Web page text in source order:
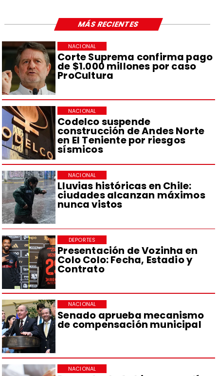
Corte Suprema confirma pago
de $1.000 millones por caso
ProCultura
NACIONAL
Codelco suspende
construcción de Andes Norte
en El Teniente por riesgos
sísmicos
NACIONAL
Lluvias históricas en Chile:
ciudades alcanzan máximos
nunca vistos
NACIONAL
Presentación de Vozinha en
Colo Colo: Fecha, Estadio y
Contrato
DEPORTES
Senado aprueba mecanismo
de compensación municipal
NACIONAL
NACIONAL
MÁS RECIENTES